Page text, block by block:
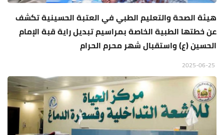
هيئة الصحة والتعليم الطبي في العتبة الحسينية تكشف
عن خطتها الطبية الخاصة بمراسيم تبديل راية قبة الإمام
الحسين (ع) واستقبال شهر محرم الحرام